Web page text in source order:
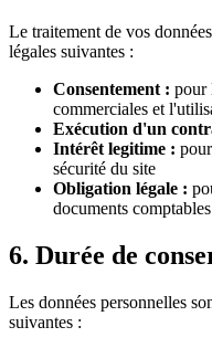
Le traitement de vos
légales suivantes :
Consentement : pour
commerciales et
Exécution d'un
Intérêt legitime :
sécurité du site
Obligation légale :
documents comptables
6. Durée de
Les données personnelles
suivantes :